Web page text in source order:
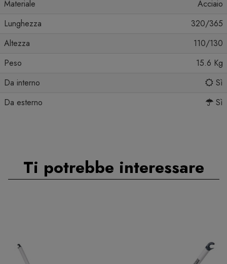
Materiale
Acciaio
Lunghezza
320/365
Altezza
110/130
Peso
15.6 Kg
Da interno
Sì
Da esterno
Sì
Ti potrebbe interessare